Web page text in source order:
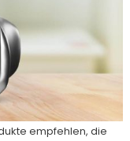
empfehlen, die